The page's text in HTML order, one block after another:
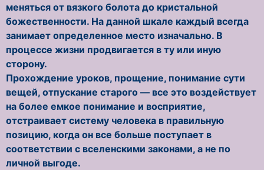
меняться от вязкого болота до кристальной
божественности. На данной шкале каждый всегда
занимает определенное место изначально. В
процессе жизни продвигается в ту или иную
сторону.
Прохождение уроков, прощение, понимание сути
вещей, отпускание старого — все это воздействует
на более емкое понимание и восприятие,
отстраивает систему человека в правильную
позицию, когда он все больше поступает в
соответствии с вселенскими законами, а не по
личной выгоде.